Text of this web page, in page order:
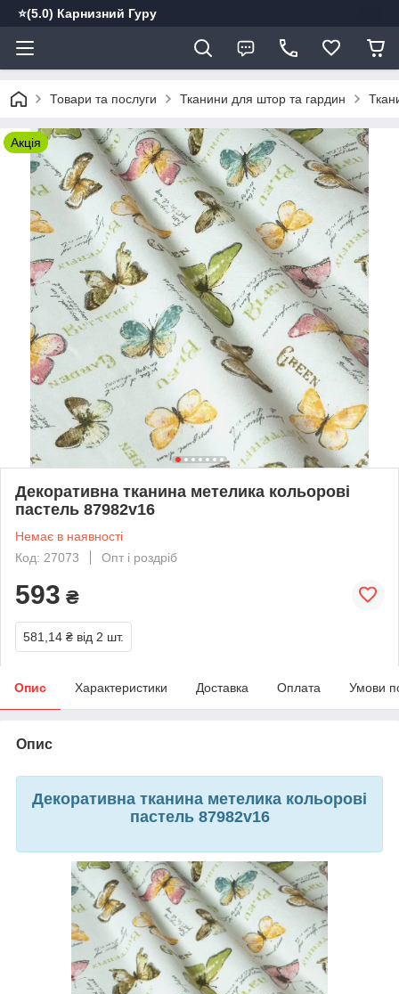
⭐️(5.0) Карнизний Гуру
Товари та послуги Тканини для штор та гардин
Акція
Декоративна тканина метелика кольорові
пастель 87982v16
Немає в наявності
Код: 27073
Опт і роздріб
593 ₴
581,14 ₴ від 2 шт.
Опис Характеристики Доставка Оплата Умови
Опис
Декоративна тканина метелика кольорові
пастель 87982v16